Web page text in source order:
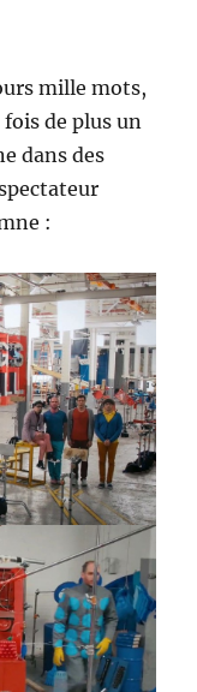
mille mots,
de plus un
dans des
: